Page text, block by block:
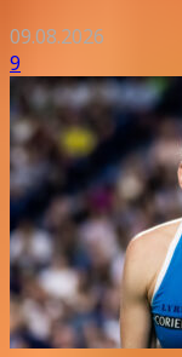
09.08.2026
9